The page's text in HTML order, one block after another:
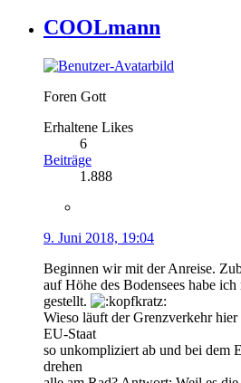
COOLmann
Foren Gott
Erhaltene Likes
6
Beiträge
1.888
9. Juni 2018, 19:04
Beginnen wir mit der Anreise.
auf Höhe des Bodensees habe
gestellt.
Wieso läuft der Grenzverkehr
EU-Staat
so unkompliziert ab und bei dem
drehen